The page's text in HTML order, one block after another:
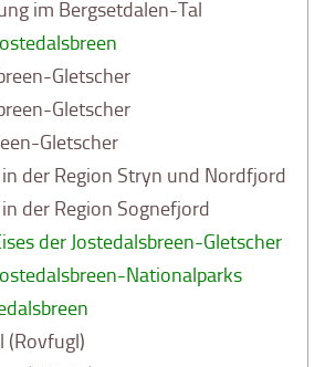
im Bergsetdalen-Tal
Gletscher
Gletscher
Gletscher
der Region Stryn und Nordfjord
der Region Sognefjord
der Jostedalsbreen-Gletscher
Nationalparks
(Rovfugl)